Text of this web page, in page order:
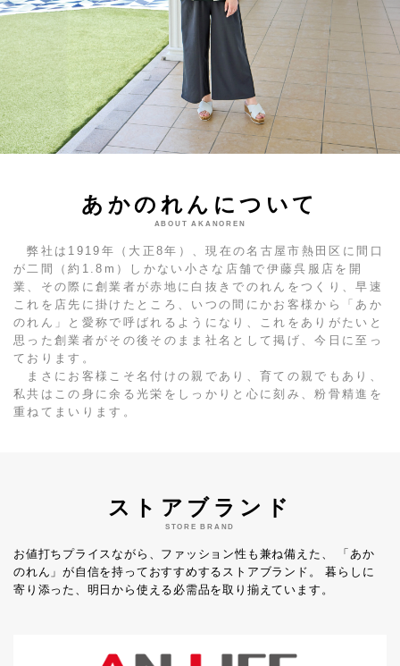
あかのれんについて
ABOUT AKANOREN
弊社は1919年（大正8年）、現在の名古屋市熱田区に間口
が二間（約1.8m）しかない小さな店舗で伊藤呉服店を開
業、その際に創業者が赤地に白抜きでのれんをつくり、早速
これを店先に掛けたところ、いつの間にかお客様から「あか
のれん」と愛称で呼ばれるようになり、これをありがたいと
思った創業者がその後そのまま社名として掲げ、今日に至っ
ております。
まさにお客様こそ名付けの親であり、育ての親でもあり、
私共はこの身に余る光栄をしっかりと心に刻み、粉骨精進を
重ねてまいります。
ストアブランド
STORE BRAND
お値打ちプライスながら、ファッション性も兼ね備えた、
「あか
のれん」が自信を持っておすすめするストアブランド。
暮らしに
寄り添った、明日から使える必需品を取り揃えています。